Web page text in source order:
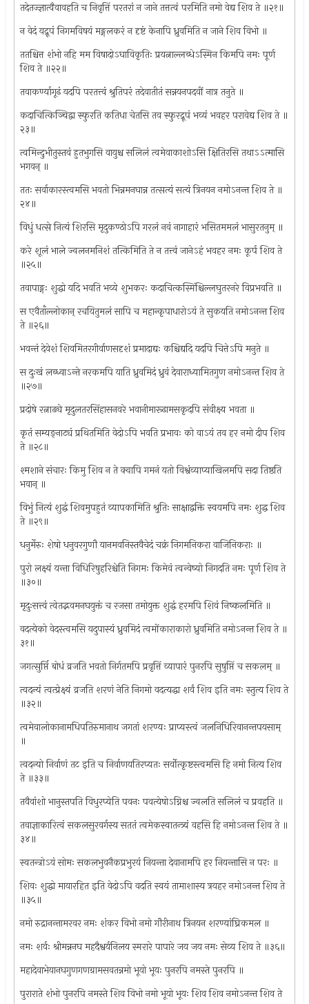
तदेतज्ज्ञात्वैवावहति च निवृत्तिं परतरां न जाने तत्तत्वं परमिति नमो वेद्य शिव ते ॥२१॥
न वेदं यद्रूपं निगमविषयं मङ्गलकरं न दृष्टं केनापि ध्रुवमिति न जाने शिव विभो ॥
ततश्चित्त शंभो नहि मम विषादोऽघाविकृतिः प्रयत्नाल्लब्धेऽस्मिन किमपि नमः पूर्ण
शिव ते ॥२२॥
तवाकर्ण्यागूढं यदपि परतत्त्वं श्रुतिपरं तदेवातीतं सन्नयनपदवीं नात्र तनुते ॥
कदाचित्किञ्चिद्वा स्फुरति कतिधा चेतसि तव स्फुरद्रूपं भव्यं भवहर परावेद्य शिव ते ॥
२३॥
त्वमिन्दुभीतुस्तवं हुतभुगसि वायुश्च सलिलं त्वमेवाकाशोऽसि क्षितिरसि तथाऽऽत्मासि
भगवन् ॥
ततः सर्वाकारस्त्वमसि भवतो भिन्नमनघान्न तत्सत्यं सत्यं त्रिनयन नमोऽनन्त शिव ते ॥
२४॥
विधुं धत्से नित्यं शिरसि मृदुकण्ठोऽपि गरलं नवं नागाहारं भसितममलं भासुरतनुम् ॥
करे शूलं भाले ज्वलनमनिशं तत्किमिति ते न तत्त्वं जानेऽहं भवहर नमः कूर्प शिव ते
॥२५॥
तवापाङ्गः शुद्धो यदि भवति भव्ये शुभकरः कदाचित्कस्मिंश्चिल्लघुतरनरे विप्रभवति ॥
स एवैताँल्लोकान् रचयितुमलं सापि च महान्कृपाधारोऽयं ते सुकयति नमोऽनन्त शिव
ते ॥२६॥
भवन्तं देवेशं शिवमितरगीर्वाणसदृशं प्रमादाद्यः कश्चिद्यदि यदपि चित्तेऽपि मनुते ॥
स दुःखं लब्ध्वाऽन्ते नरकमपि याति ध्रुवमिदं ध्रुवं देवाराध्यामितगुण नमोऽनन्त शिव ते
॥२७॥
प्रदोषे रत्नाढ्ये मृदुलतरसिंहासनवरे भवानीमारूढामसकृदपि संवीक्ष्य भवता ॥
कृतं सम्यङ्‌नाट्यं प्रथितमिति वेदोऽपि भवति प्रभावः को वाऽयं तव हर नमो दीप शिव
ते ॥२८॥
श्मशाने संचारः किमु शिव न ते क्वापि गमनं यतो विश्वंव्याप्याखिलमपि सदा तिष्ठति
भवान् ॥
विभुं नित्यं शुद्धं शिवमुपहुतं व्यापकामिति श्रुतिः साक्षाद्वक्ति स्वयमपि नमः शुद्ध शिव
ते ॥२९॥
धनुर्मेरुः शेषो धनुवरगुणौ यानमवनिस्तवैचेदं चक्रं निगमनिकरा वाजिनिकराः ॥
पुरो लक्ष्यं यन्ता विधिरिषुहरिश्चेति निगमः किमेवं त्वन्वेष्यो निगदति नमः पूर्ण शिव ते
॥३०॥
मृदुःसत्त्वं त्वेतद्भवमनघयुक्तं च रजसा तमोयुक्त शुद्धं हरमपि शिवं निष्कलमिति ॥
वदत्येको वेदस्त्वमसि यदुपास्यं ध्रुवमिदं त्वमोंकाराकारो ध्रुवमिति नमोऽनन्त शिव ते ॥
३१॥
जगत्सुर्प्ति बोधं व्रजति भवतो निर्गतमपि प्रवृत्तिं व्यापारं पुनरपि सुषुप्तिं च सकलम् ॥
त्वदन्यं त्वत्प्रेक्ष्यं व्रजति शरणं नेति निगमो वदत्यद्धा शर्वं शिव इति नमः स्तुत्य शिव ते
॥३२॥
त्वमेवालोकानामधिपतिरुमानाथ जगतां शरण्यः प्राप्यस्त्वं जलनिधिरिवानन्तपयसाम्
॥
त्वदन्यो निर्वाणं तट इति च निर्वाणयतिरप्यतः सर्वोत्कृष्टस्त्वमसि हि नमो नित्य शिव
ते ॥३३॥
तवैवांशो भानुस्तपति विधुरप्येति पवनः पवत्येषोऽग्निश्च ज्वलति सलिलं च प्रवहति ॥
तवाज्ञाकारित्वं सकलसुरवर्गस्य सततं त्वमेकस्वातन्त्र्यं वहसि हि नमोऽनन्त शिव ते ॥
३४॥
स्वतन्त्रोऽयं सोमः सकलभुवनैकप्रभुरयं नियन्ता देवानामपि हर नियन्तासि न परः ॥
शिवः शुद्धो मायारहित इति वेदोऽपि वदति स्वयं तामाशास्य त्रयहर नमोऽनन्त शिव ते
॥३५॥
नमो रुद्रानन्तामरवर नमः शंकर विभो नमो गौरीनाथ त्रिनयन शरण्यांघ्रिकमल ॥
नमः शर्वः श्रीमन्ननघ महदैश्वर्यनिलय स्मरारे पापारे जय जय नमः सेव्य शिव ते ॥३६॥
महादेवाभेयानघगुणगणग्रामसवतन्नमो भूयो भूयः पुनरपि नमस्ते पुनरपि ॥
पुराराते शंभो पुनरपि नमस्ते शिव विभो नमो भूयो भूयः शिव शिव नमोऽनन्त शिव ते